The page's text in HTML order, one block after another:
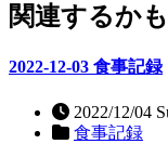
関連するか
2022-12-03 食事記録
2022/12/04
食事記録